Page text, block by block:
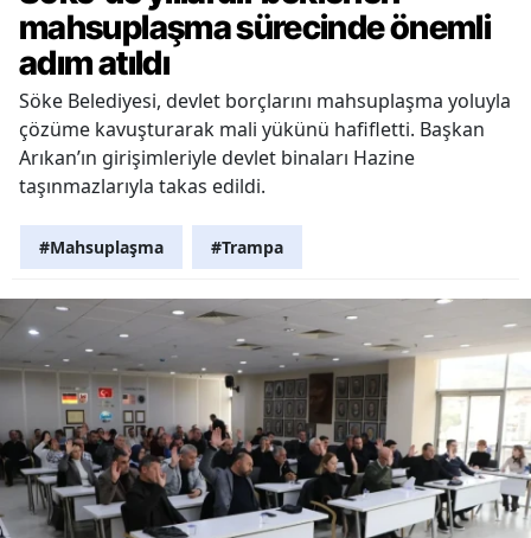
mahsuplaşma sürecinde önemli
adım atıldı
Söke Belediyesi, devlet borçlarını mahsuplaşma yoluyla
çözüme kavuşturarak mali yükünü hafifletti. Başkan
Arıkan’ın girişimleriyle devlet binaları Hazine
taşınmazlarıyla takas edildi.
#Mahsuplaşma #Trampa